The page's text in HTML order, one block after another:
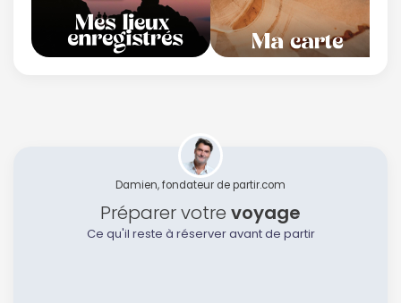
Damien, fondateur de partir.com
Préparer votre voyage
Ce qu'il reste à réserver avant de partir